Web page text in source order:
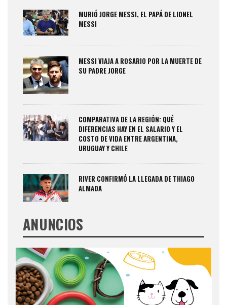
MURIÓ JORGE MESSI, EL PAPÁ DE LIONEL
MESSI
MESSI VIAJA A ROSARIO POR LA MUERTE DE
SU PADRE JORGE
COMPARATIVA DE LA REGIÓN: QUÉ
DIFERENCIAS HAY EN EL SALARIO Y EL
COSTO DE VIDA ENTRE ARGENTINA,
URUGUAY Y CHILE
RIVER CONFIRMÓ LA LLEGADA DE THIAGO
ALMADA
ANUNCIOS